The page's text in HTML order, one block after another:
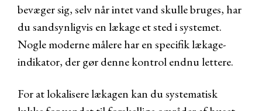
bevæger sig, selv når intet vand skulle bruges, har
du sandsynligvis en lækage et sted i systemet.
Nogle moderne målere har en specifik lækage-
indikator, der gør denne kontrol endnu lettere.
For at lokalisere lækagen kan du systematisk